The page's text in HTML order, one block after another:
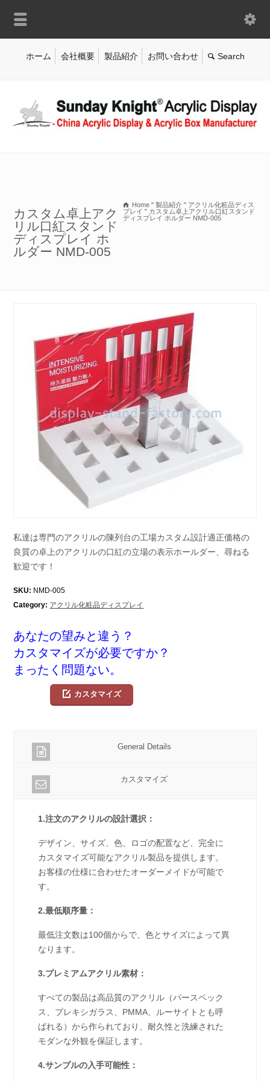
ホーム 会社概要 製品紹介 お問い合わせ
カスタム卓上アク
リル口紅スタンド
ディスプレイ ホ
ルダー NMD-005
Home " 製品紹介 " アクリル化粧品ディス
プレイ " カスタム卓上アクリル口紅スタンド
ディスプレイ ホルダー NMD-005
私達は専門のアクリルの陳列台の工場カスタム設計適正価格の
良質の卓上のアクリルの口紅の立場の表示ホールダー、尋ねる
歓迎です！
SKU: NMD-005
Category: アクリル化粧品ディスプレイ
あなたの望みと違う？
カスタマイズが必要ですか？
まったく問題ない。
カスタマイズ
General Details
カスタマイズ
1.注文のアクリルの設計選択：
デザイン、サイズ、色、ロゴの配置など、完全に
カスタマイズ可能なアクリル製品を提供します。
お客様の仕様に合わせたオーダーメイドが可能で
す。
2.最低順序量：
最低注文数は100個からで、色とサイズによって異
なります。
3.プレミアムアクリル素材：
すべての製品は高品質のアクリル（パースペック
ス、プレキシガラス、PMMA、ルーサイトとも呼
ばれる）から作られており、耐久性と洗練された
モダンな外観を保証します。
4.サンプルの入手可能性：